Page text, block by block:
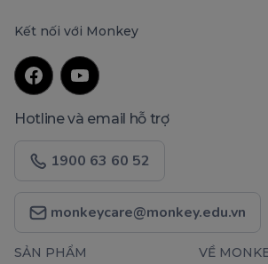
Kết nối với Monkey
Hotline và email hỗ trợ
1900 63 60 52
monkeycare@monkey.edu.vn
SẢN PHẨM VỀ